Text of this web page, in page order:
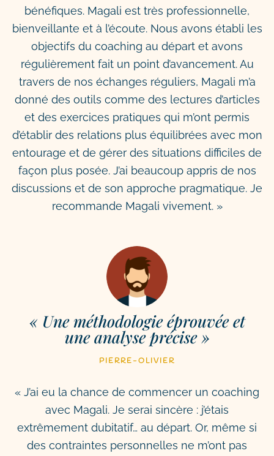
bénéfiques. Magali est très professionnelle,
bienveillante et à l’écoute. Nous avons établi les
objectifs du coaching au départ et avons
régulièrement fait un point d’avancement. Au
travers de nos échanges réguliers, Magali m’a
donné des outils comme des lectures d’articles
et des exercices pratiques qui m’ont permis
d’établir des relations plus équilibrées avec mon
entourage et de gérer des situations difficiles de
façon plus posée. J’ai beaucoup appris de nos
discussions et de son approche pragmatique. Je
recommande Magali vivement. »
« Une méthodologie éprouvée et
une analyse précise »
PIERRE-OLIVIER
« J’ai eu la chance de commencer un coaching
avec Magali. Je serai sincère : j’étais
extrêmement dubitatif… au départ. Or, même si
des contraintes personnelles ne m’ont pas